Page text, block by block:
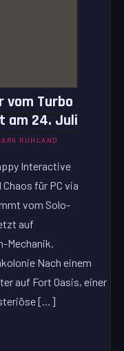
vom Turbo
am 24. Juli
RUHLAND
Interactive
für PC via
vom Solo-
auf
Mechanik.
Nach einem
auf Fort Oasis, einer
[…]